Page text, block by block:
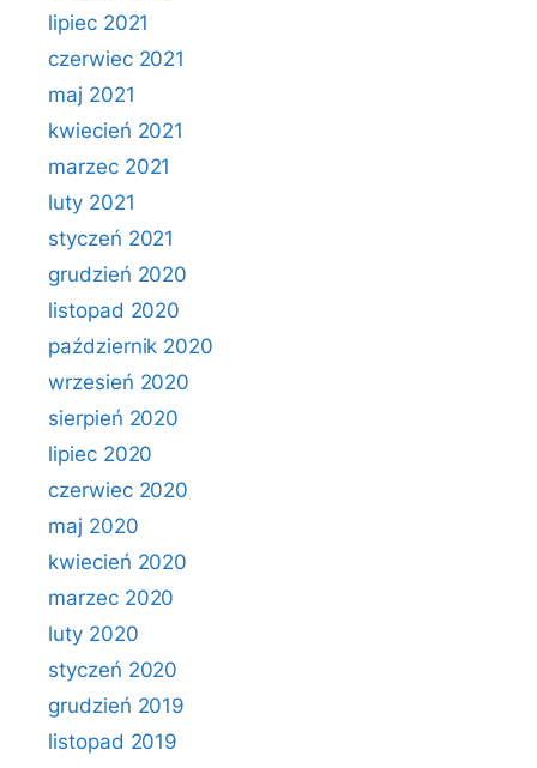
lipiec 2021
czerwiec 2021
maj 2021
kwiecień 2021
marzec 2021
luty 2021
styczeń 2021
grudzień 2020
listopad 2020
październik 2020
wrzesień 2020
sierpień 2020
lipiec 2020
czerwiec 2020
maj 2020
kwiecień 2020
marzec 2020
luty 2020
styczeń 2020
grudzień 2019
listopad 2019